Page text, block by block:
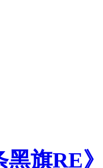
黑旗RE